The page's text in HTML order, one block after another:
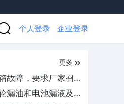
个人登录 企业登录
更多
故障，要求厂家召回
漏油和电池漏液及轮